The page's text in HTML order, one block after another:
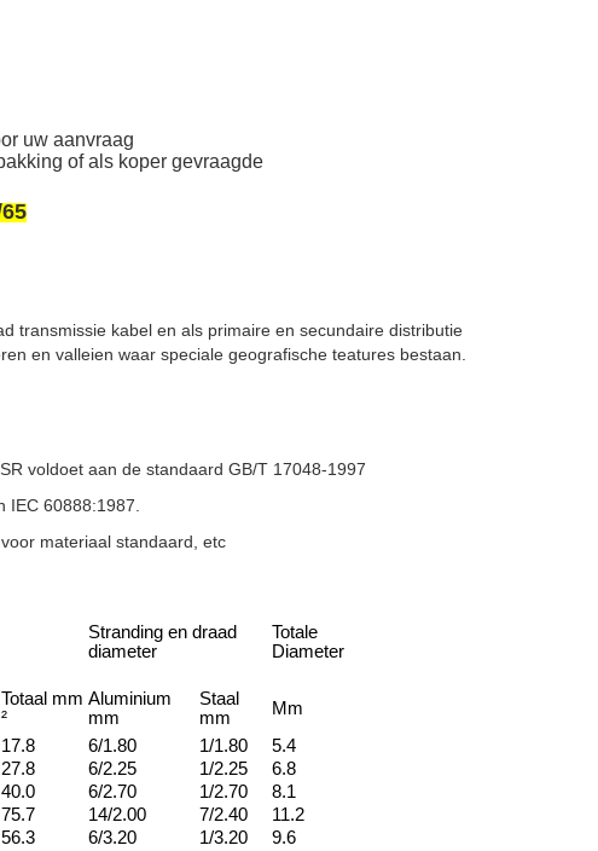
uw aanvraag
of als koper gevraagde
transmissie kabel en als primaire en secundaire distributie
en valleien waar speciale geografische teatures bestaan.
voldoet aan de standaard GB/T 17048-1997
IEC 60888:1987.
materiaal standaard, etc
Stranding en draad
diameter
Totale
Diameter
Totaal mm
²
Aluminium
mm
Staal
mm
Mm
17.8 6/1.80 1/1.80
5.4
27.8 6/2.25 1/2.25
6.8
40.0 6/2.70 1/2.70
8.1
75.7 14/2.00 7/2.40
11.2
56.3 6/3.20 1/3.20
9.6